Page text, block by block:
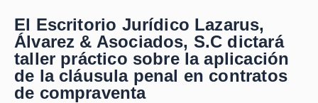
El Escritorio Jurídico Lazarus,
Álvarez & Asociados, S.C dictará
taller práctico sobre la aplicación
de la cláusula penal en contratos
de compraventa